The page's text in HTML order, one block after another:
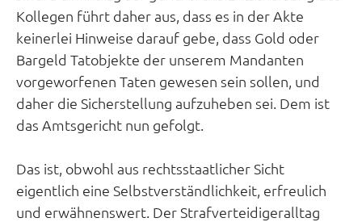
Tab)
Kollegen führt daher aus, dass es in der Akte
keinerlei Hinweise darauf gebe, dass Gold oder
Bargeld Tatobjekte der unserem Mandanten
vorgeworfenen Taten gewesen sein sollen, und
daher die Sicherstellung aufzuheben sei. Dem ist
das Amtsgericht nun gefolgt.
Das ist, obwohl aus rechtsstaatlicher Sicht
eigentlich eine Selbstverständlichkeit, erfreulich
und erwähnenswert. Der Strafverteidigeralltag